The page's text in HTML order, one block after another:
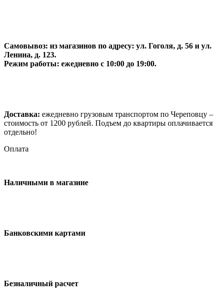
Самовывоз: из магазинов по адресу: ул. Гоголя, д. 56 и ул.
Ленина, д. 123.
Режим работы: ежедневно с 10:00 до 19:00.
Доставка: ежедневно грузовым транспортом по Череповцу –
стоимость от 1200 рублей. Подъем до квартиры оплачивается
отдельно!
Оплата
Наличными в магазине
Банковскими картами
Безналичный расчет